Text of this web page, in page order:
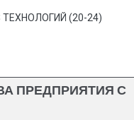
(20-24)
ПРЕДПРИЯТИЯ С